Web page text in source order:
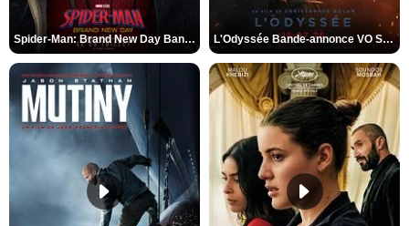
Spider-Man: Brand New Day Bande-annonce VO STFR L'Odyssée Bande-annonce VO STFR